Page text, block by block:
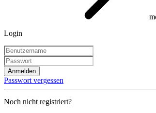
Login
Anmelden
Passwort vergessen
Noch nicht registriert?